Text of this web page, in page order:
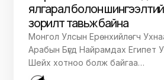
ялгарал болон шингээлтийн
зорилт тавьж байна
Монгол Улсын Ерөнхийлөгч
Арабын Бүгд Найрамдах Египет
Шейх хотноо болж байгаа…